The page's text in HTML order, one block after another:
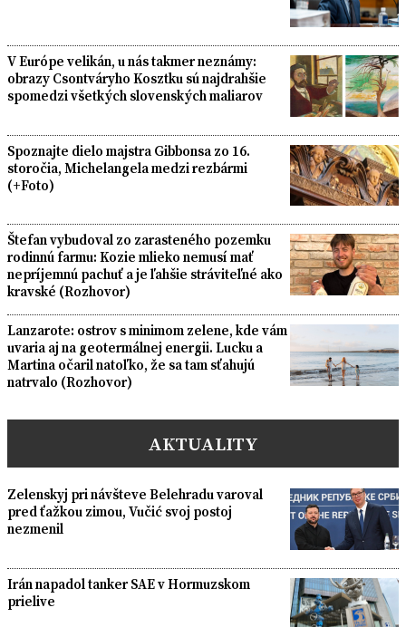
V Európe velikán, u nás takmer neznámy:
obrazy Csontváryho Kosztku sú najdrahšie
spomedzi všetkých slovenských maliarov
Spoznajte dielo majstra Gibbonsa zo 16.
storočia, Michelangela medzi rezbármi
(+Foto)
Štefan vybudoval zo zarasteného pozemku
rodinnú farmu: Kozie mlieko nemusí mať
nepríjemnú pachuť a je ľahšie stráviteľné ako
kravské (Rozhovor)
Lanzarote: ostrov s minimom zelene, kde vám
uvaria aj na geotermálnej energii. Lucku a
Martina očaril natoľko, že sa tam sťahujú
natrvalo (Rozhovor)
AKTUALITY
Zelenskyj pri návšteve Belehradu varoval
pred ťažkou zimou, Vučić svoj postoj
nezmenil
Irán napadol tanker SAE v Hormuzskom
prielive